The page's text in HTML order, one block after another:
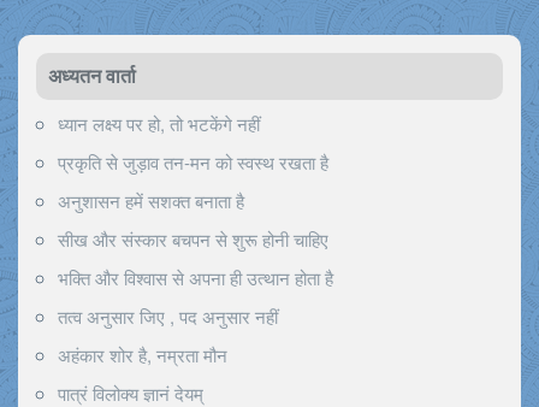
अध्यतन वार्ता
ध्यान लक्ष्य पर हो, तो भटकेंगे नहीं
प्रकृति से जुड़ाव तन-मन को स्वस्थ रखता है
अनुशासन हमें सशक्त बनाता है
सीख और संस्कार बचपन से शुरू होनी चाहिए
भक्ति और विश्वास से अपना ही उत्थान होता है
तत्व अनुसार जिए , पद अनुसार नहीं
अहंकार शोर है, नम्रता मौन
पात्रं विलोक्य ज्ञानं देयम्